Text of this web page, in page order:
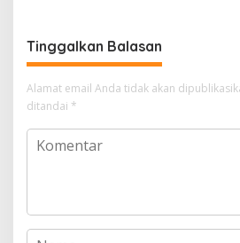
Tinggalkan Balasan
Alamat email Anda tidak akan
ditandai *